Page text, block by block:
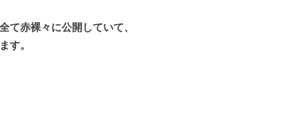
て赤裸々に公開していて、
す。